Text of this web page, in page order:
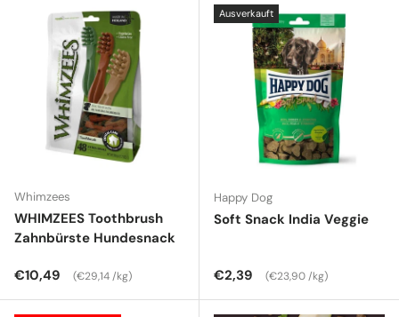
Whimzees
WHIMZEES Toothbrush
Zahnbürste Hundesnack
Normaler Preis
€10,49 Grundpreis
€29,14 /kg
Ausverkauft
Happy Dog
Soft Snack India Veggie
Normaler Preis
€2,39 Grundpreis
€23,90 /kg